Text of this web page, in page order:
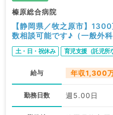
榛原総合病院
【静岡県／牧之原市】
数相談可能です♪（一般外科
土・日・祝休み 育児支援（託児所
給与 年収1,300
勤務日数 週5.00日